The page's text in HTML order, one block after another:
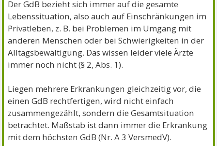
Der GdB bezieht sich immer auf die gesamte
Lebenssituation, also auch auf Einschränkungen im
Privatleben, z. B. bei Problemen im Umgang mit
anderen Menschen oder bei Schwierigkeiten in der
Alltagsbewältigung. Das wissen leider viele Ärzte
immer noch nicht (§ 2, Abs. 1).
Liegen mehrere Erkrankungen gleichzeitig vor, die
einen GdB rechtfertigen, wird nicht einfach
zusammengezählt, sondern die Gesamtsituation
betrachtet. Maßstab ist dann immer die Erkrankung
mit dem höchsten GdB (Nr. A 3 VersmedV).